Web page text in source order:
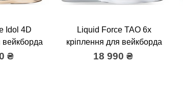
Idol 4D
вейкборда
₴
Liquid Force TAO 6x
кріплення для вейкборда
18 990 ₴